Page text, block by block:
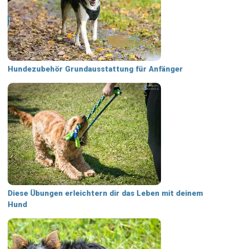
Hundezubehör Grundausstattung für Anfänger
Diese Übungen erleichtern dir das Leben mit deinem
Hund